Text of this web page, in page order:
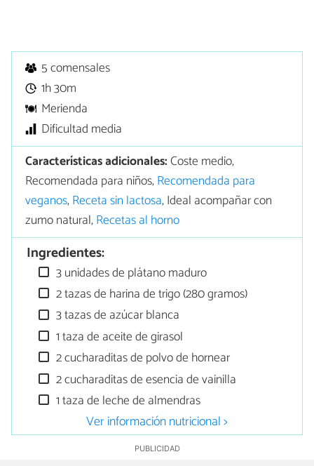
5 comensales
1h 30m
Merienda
Dificultad media
Características adicionales:Coste medio,
Recomendada para niños,Recomendada para
veganos,Receta sin lactosa, Ideal acompañar con
zumo natural,Recetas al horno
Ingredientes:
3 unidades de plátano maduro
2 tazas de harina de trigo (280 gramos)
3 tazas de azúcar blanca
1 taza de aceite de girasol
2 cucharaditas de polvo de hornear
2 cucharaditas de esencia de vainilla
1 taza de leche de almendras
Ver información nutricional >